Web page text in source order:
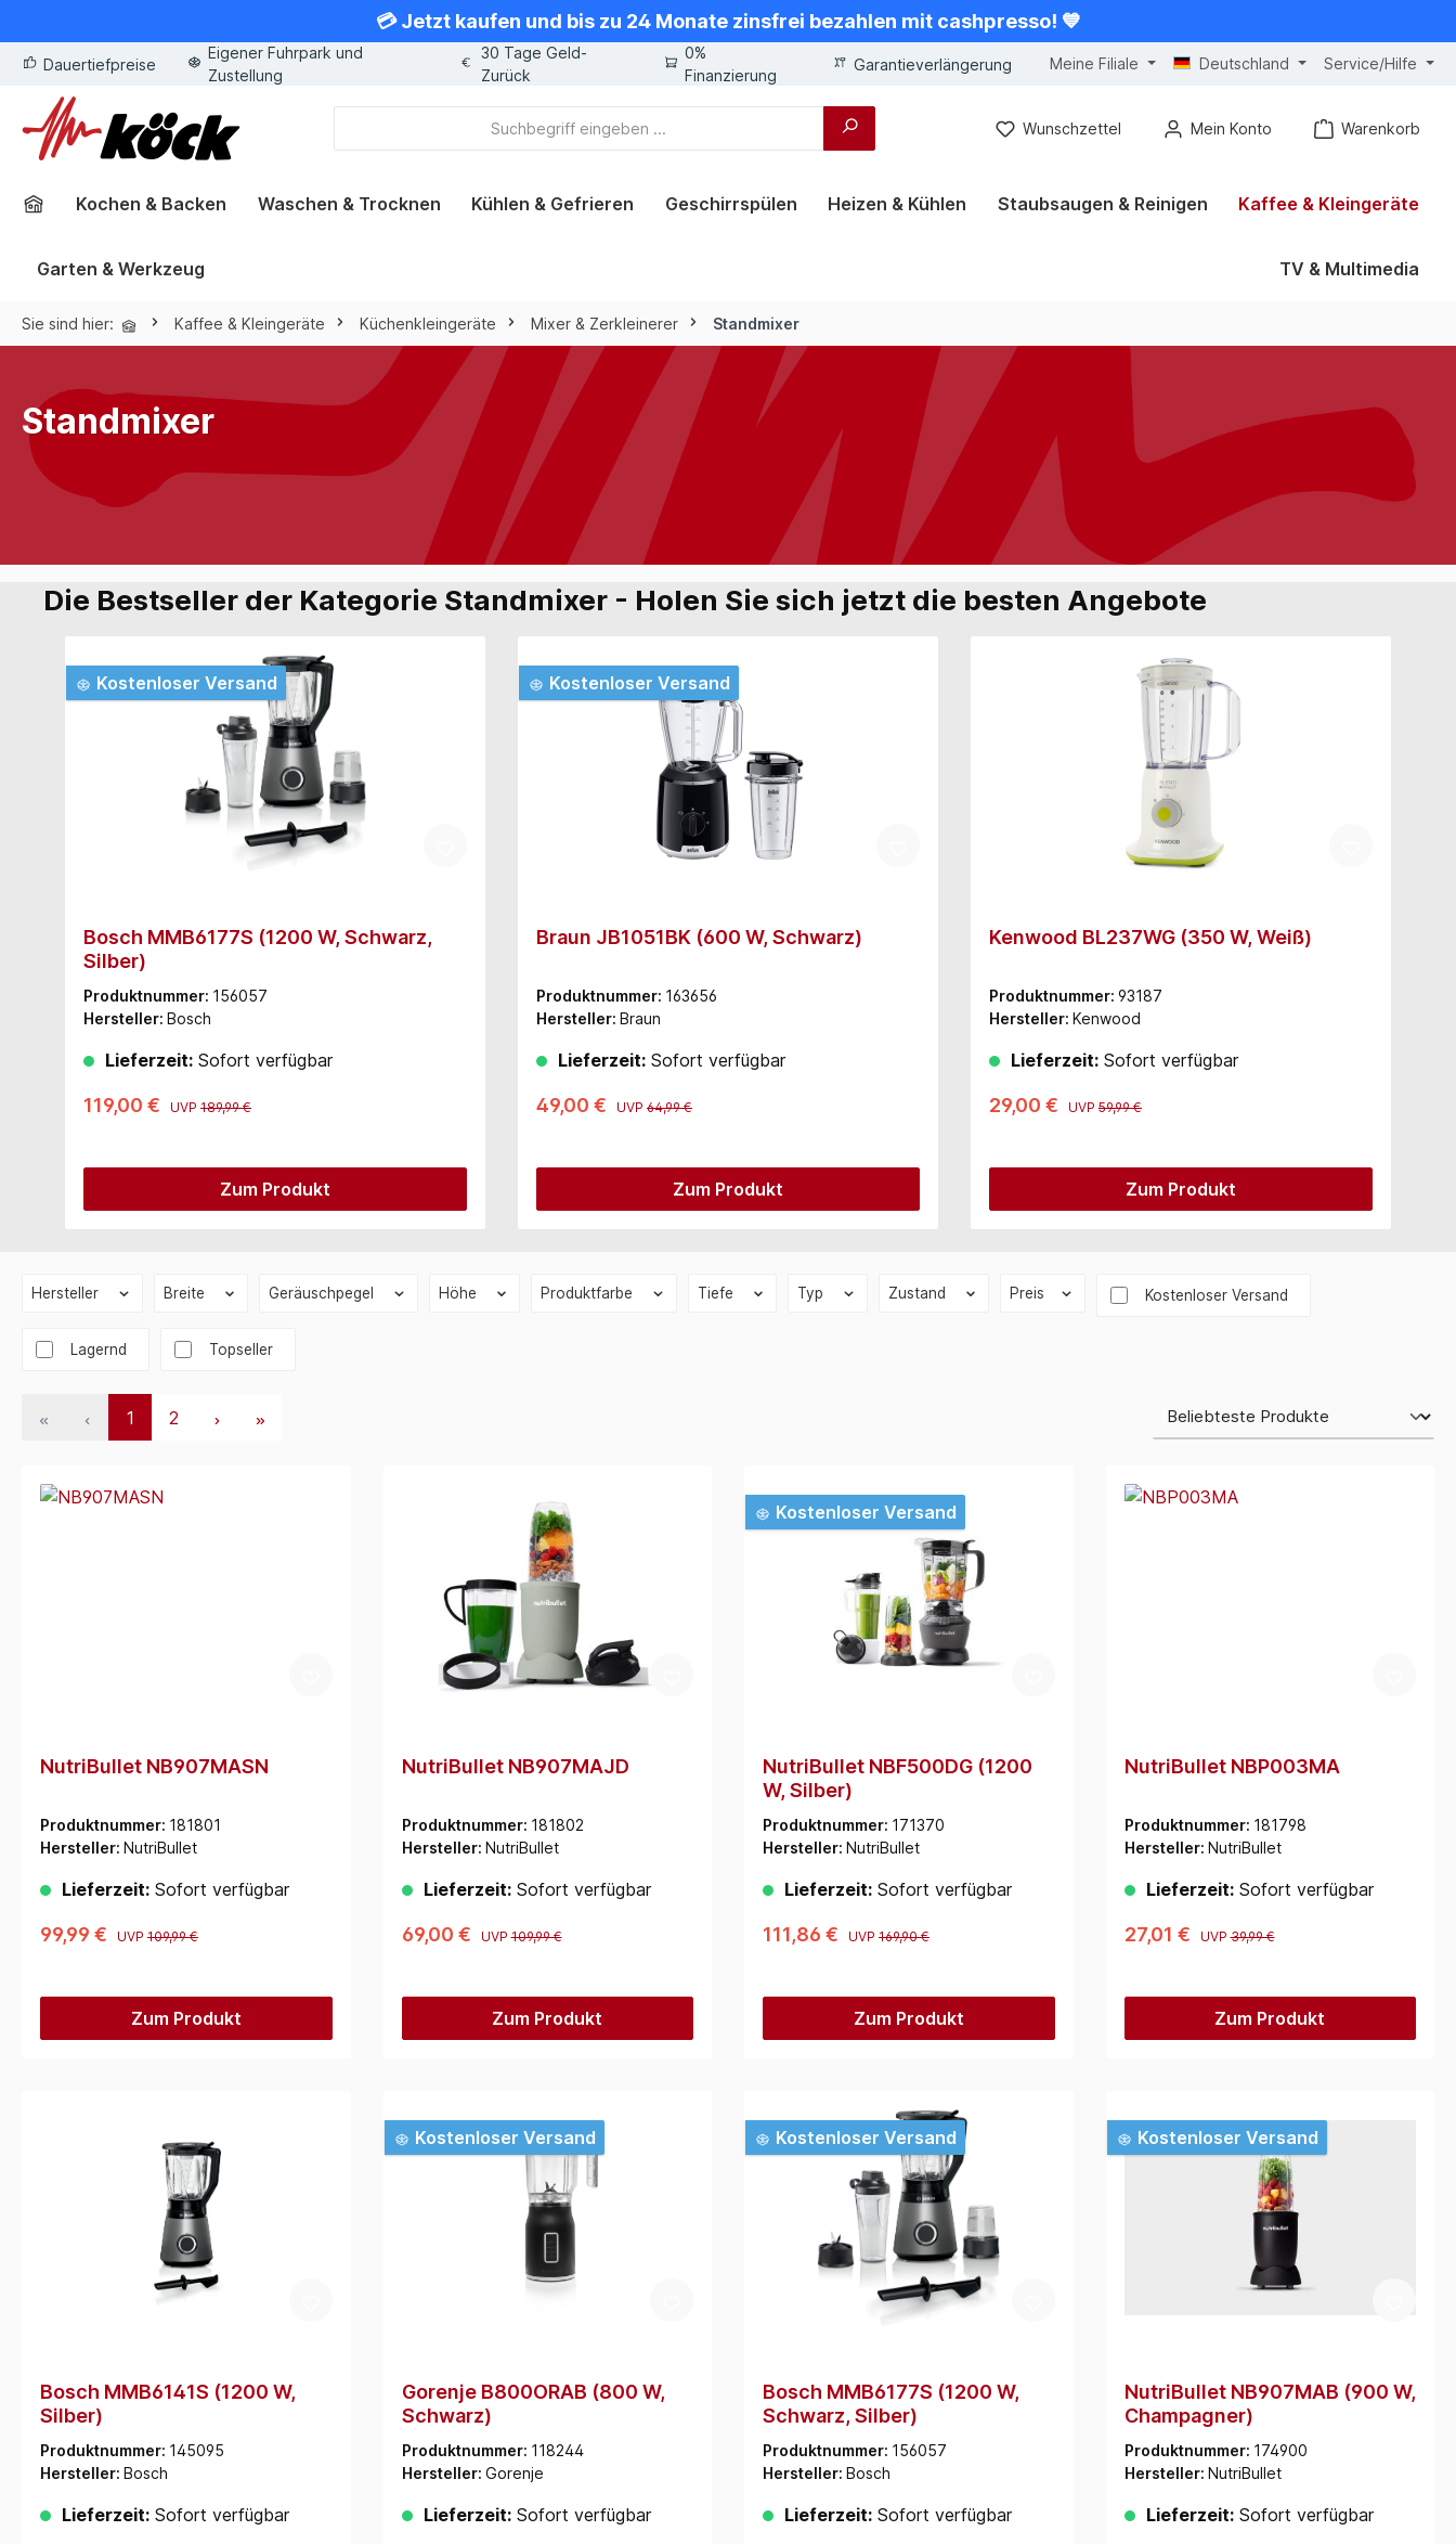
💳 Jetzt kaufen und bis zu 24 Monate zinsfrei bezahlen mit cashpresso! 💙
Dauertiefpreise
Eigener Fuhrpark und
Zustellung
30 Tage Geld-
Zurück
0%
Finanzierung
Garantieverlängerung Meine Filiale Deutschland Service/Hilfe
Wunschzettel Mein Konto Warenkorb
Kochen & Backen Waschen & Trocknen Kühlen & Gefrieren Geschirrspülen Heizen & Kühlen Staubsaugen & Reinigen Kaffee & Kleingeräte
Garten & Werkzeug TV & Multimedia
Sie sind hier: Kaffee & Kleingeräte Küchenkleingeräte Mixer & Zerkleinerer Standmixer
Standmixer
Die Bestseller der Kategorie Standmixer - Holen Sie sich jetzt die besten Angebote
Kostenloser Versand
Bosch MMB6177S (1200 W, Schwarz,
Silber)
Produktnummer: 156057
Hersteller: Bosch
Lieferzeit: Sofort verfügbar
119,00 € UVP 189,99 €
Zum Produkt
Kostenloser Versand
Braun JB1051BK (600 W, Schwarz)
Produktnummer: 163656
Hersteller: Braun
Lieferzeit: Sofort verfügbar
49,00 € UVP 64,99 €
Zum Produkt
Kenwood BL237WG (350 W, Weiß)
Produktnummer: 93187
Hersteller: Kenwood
Lieferzeit: Sofort verfügbar
29,00 € UVP 59,99 €
Zum Produkt
Hersteller Breite Geräuschpegel Höhe Produktfarbe Tiefe Typ Zustand Preis Filter hinzufügen: Versandkostenfrei
Kostenloser Versand
Lagernd Topseller
1 2
NutriBullet NB907MASN
Produktnummer: 181801
Hersteller: NutriBullet
Lieferzeit: Sofort verfügbar
99,99 € UVP 109,99 €
Zum Produkt
NutriBullet NB907MAJD
Produktnummer: 181802
Hersteller: NutriBullet
Lieferzeit:Sofort verfügbar
69,00 € UVP109,99 €
Zum Produkt
Kostenloser Versand
NutriBullet NBF500DG (1200
W, Silber)
Produktnummer: 171370
Hersteller: NutriBullet
Lieferzeit: Sofort verfügbar
111,86 € UVP 169,90 €
Zum Produkt
NutriBullet NBP003MA
Produktnummer: 181798
Hersteller: NutriBullet
Lieferzeit:Sofort verfügbar
27,01 € UVP39,99 €
Zum Produkt
Bosch MMB6141S (1200 W,
Silber)
Produktnummer: 145095
Hersteller: Bosch
Lieferzeit: Sofort verfügbar
Kostenloser Versand
Gorenje B800ORAB (800 W,
Schwarz)
Produktnummer: 118244
Hersteller: Gorenje
Lieferzeit:Sofort verfügbar
Kostenloser Versand
Bosch MMB6177S (1200 W,
Schwarz, Silber)
Produktnummer: 156057
Hersteller: Bosch
Lieferzeit: Sofort verfügbar
Kostenloser Versand
NutriBullet NB907MAB (900 W,
Champagner)
Produktnummer: 174900
Hersteller: NutriBullet
Lieferzeit:Sofort verfügbar